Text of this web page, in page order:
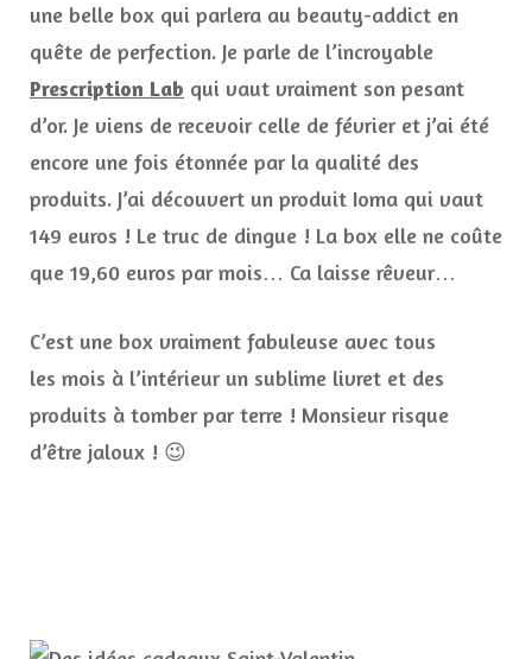
une belle box qui parlera au beauty-addict en
quête de perfection. Je parle de l’incroyable
Prescription Lab qui vaut vraiment son pesant
d’or. Je viens de recevoir celle de février et j’ai été
encore une fois étonnée par la qualité des
produits. J’ai découvert un produit Ioma qui vaut
149 euros ! Le truc de dingue ! La box elle ne coûte
que 19,60 euros par mois… Ca laisse rêveur…
C’est une box vraiment fabuleuse avec tous
les mois à l’intérieur un sublime livret et des
produits à tomber par terre ! Monsieur risque
d’être jaloux ! 😉